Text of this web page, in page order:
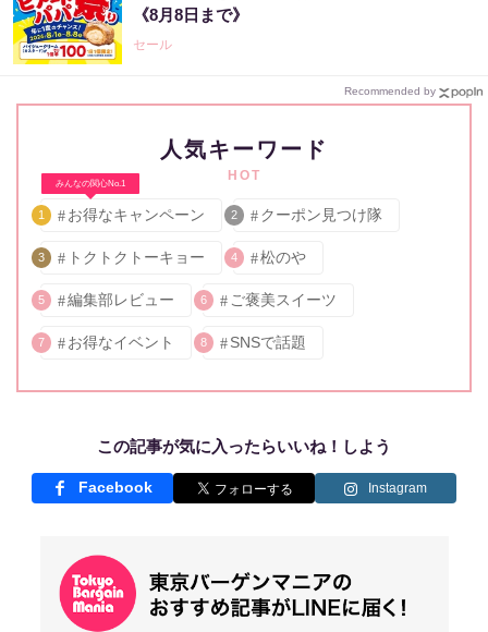
《8月8日まで》
セール
Recommended by
人気キーワード
HOT
みんなの関心No.1
1 お得なキャンペーン 2 クーポン見つけ隊
3 トクトクトーキョー 4 松のや
5 編集部レビュー 6 ご褒美スイーツ
7 お得なイベント 8 SNSで話題
この記事が気に入ったらいいね！しよう
Facebook Instagram